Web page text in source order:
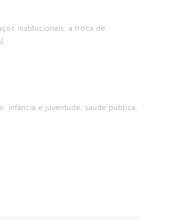
institucionais, a troca de
infância e juventude, saúde pública,